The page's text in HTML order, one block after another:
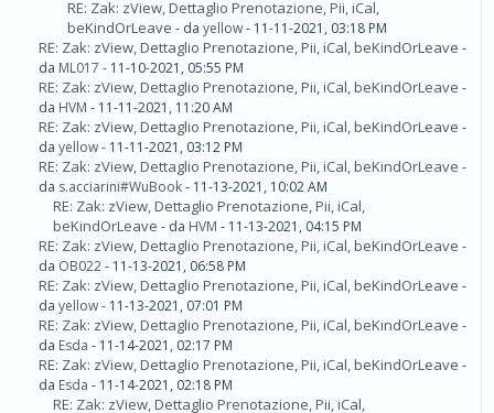
RE: Zak: zView, Dettaglio Prenotazione, Pii, iCal,
beKindOrLeave - da yellow- 11-11-2021, 03:18 PM
RE: Zak: zView, Dettaglio Prenotazione, Pii, iCal, beKindOrLeave -
da ML017 - 11-10-2021, 05:55 PM
RE: Zak: zView, Dettaglio Prenotazione, Pii, iCal, beKindOrLeave -
da HVM - 11-11-2021, 11:20 AM
RE: Zak: zView, Dettaglio Prenotazione, Pii, iCal, beKindOrLeave -
da yellow- 11-11-2021, 03:12 PM
RE: Zak: zView, Dettaglio Prenotazione, Pii, iCal, beKindOrLeave -
da s.acciarini#WuBook- 11-13-2021, 10:02 AM
RE: Zak: zView, Dettaglio Prenotazione, Pii, iCal,
beKindOrLeave - da HVM - 11-13-2021, 04:15 PM
RE: Zak: zView, Dettaglio Prenotazione, Pii, iCal, beKindOrLeave -
da OB022- 11-13-2021, 06:58 PM
RE: Zak: zView, Dettaglio Prenotazione, Pii, iCal, beKindOrLeave -
da yellow- 11-13-2021, 07:01 PM
RE: Zak: zView, Dettaglio Prenotazione, Pii, iCal, beKindOrLeave -
da Esda - 11-14-2021, 02:17 PM
RE: Zak: zView, Dettaglio Prenotazione, Pii, iCal, beKindOrLeave -
da Esda - 11-14-2021, 02:18 PM
RE: Zak: zView, Dettaglio Prenotazione, Pii, iCal,